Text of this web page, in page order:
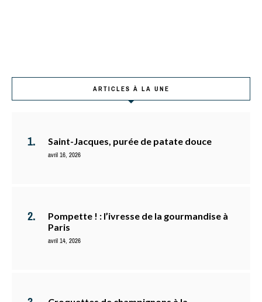
ARTICLES À LA UNE
Saint-Jacques, purée de patate douce
avril 16, 2026
Pompette ! : l’ivresse de la gourmandise à
Paris
avril 14, 2026